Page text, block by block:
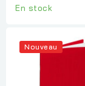
En stock
Nouveau